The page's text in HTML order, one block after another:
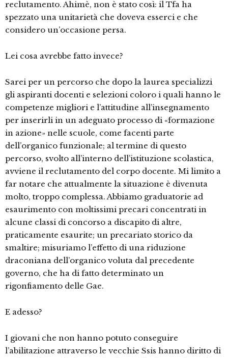
reclutamento. Ahimè, non è stato così: il Tfa ha
spezzato una unitarietà che doveva esserci e che
considero un’occasione persa.
Lei cosa avrebbe fatto invece?
Sarei per un percorso che dopo la laurea specializzi
gli aspiranti docenti e selezioni coloro i quali hanno le
competenze migliori e l’attitudine all’insegnamento
per inserirli in un adeguato processo di «formazione
in azione» nelle scuole, come facenti parte
dell’organico funzionale; al termine di questo
percorso, svolto all’interno dell’istituzione scolastica,
avviene il reclutamento del corpo docente. Mi limito a
far notare che attualmente la situazione è divenuta
molto, troppo complessa. Abbiamo graduatorie ad
esaurimento con moltissimi precari concentrati in
alcune classi di concorso a discapito di altre,
praticamente esaurite; un precariato storico da
smaltire; misuriamo l’effetto di una riduzione
draconiana dell’organico voluta dal precedente
governo, che ha di fatto determinato un
rigonfiamento delle Gae.
E adesso?
I giovani che non hanno potuto conseguire
l’abilitazione attraverso le vecchie Ssis hanno diritto di